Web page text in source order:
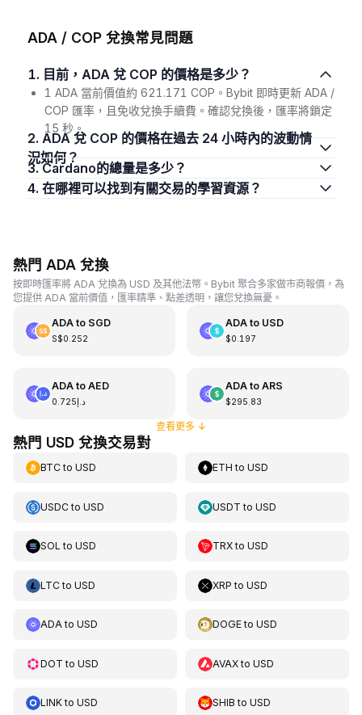
ADA / COP 兌換常見問題
1. 目前，ADA 兌 COP 的價格是多少？
1 ADA 當前價值約 621.171 COP。Bybit 即時更新 ADA /
COP 匯率，且免收兌換手續費。確認兌換後，匯率將鎖定
15 秒。
2. ADA 兌 COP 的價格在過去 24 小時內的波動情
況如何？
3. Cardano的總量是多少？
4. 在哪裡可以找到有關交易的學習資源？
熱門 ADA 兌換
按即時匯率將 ADA 兌換為 USD 及其他法幣。Bybit 聚合多家做市商報價，為
您提供 ADA 當前價值，匯率精準、點差透明，讓您兌換無憂。
ADAto SGD
S$0.252
ADAto USD
$0.197
ADAto AED
د.إ0.725
ADAto ARS
$295.83
查看更多↓
熱門 USD 兌換交易對
BTCto USD ETH toUSD
USDCto USD USDT toUSD
SOL to USD TRXtoUSD
LTCto USD XRP toUSD
ADAto USD DOGEtoUSD
DOT to USD AVAXtoUSD
LINKto USD SHIB toUSD